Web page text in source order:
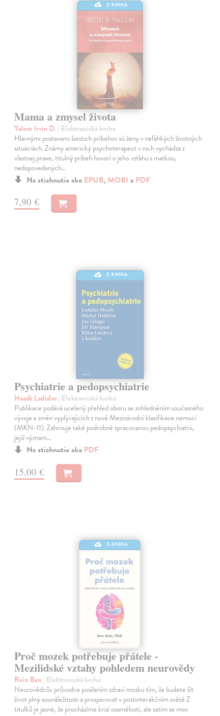
E-KNIHA
Mama a zmysel života
Yalom Irvin D. | Elektronická kniha
Hlavnými postavami šiestich príbehov sú ženy v neľahkých životných
situáciách. Známy americký psychoterapeut v nich vychádza z
vlastnej praxe, titulný príbeh hovorí o jeho vzťahu s matkou,
nedopovedaných…
Na stiahnutie ako EPUB, MOBI a PDF
7,90 €
E-KNIHA
Psychiatrie a pedopsychiatrie
Hosák Ladislav| Elektronická kniha
Publikace podává ucelený přehled oboru se zohledněním současného
vývoje a změn vyplývajících z nové Mezinárodní klasifikace nemocí
(MKN-11). Zahrnuje také podrobně zpracovanou pedopsychiatrii,
jejíž význam…
Na stiahnutie ako PDF
15,00 €
E-KNIHA
Proč mozek potřebuje přátele -
Mezilidské vztahy pohledem neurovědy
Rein Ben | Elektronická kniha
Neurovědcův průvodce posílením zdraví mozku tím, že budete žít
život plný sounáležitosti a prosperovat v postinterakčním světě Z
titulků je jasné, že procházíme krizí osamělosti, ale zatím se moc